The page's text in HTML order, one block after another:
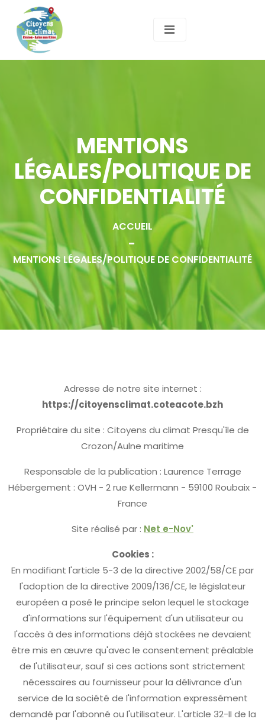
MENTIONS
LÉGALES/POLITIQUE DE
CONFIDENTIALITÉ
ACCUEIL
MENTIONS LÉGALES/POLITIQUE DE CONFIDENTIALITÉ
Adresse de notre site internet :
https://citoyensclimat.coteacote.bzh
Propriétaire du site : Citoyens du climat Presqu'île de
Crozon/Aulne maritime
Responsable de la publication : Laurence Terrage
Hébergement : OVH - 2 rue Kellermann - 59100 Roubaix -
France
Site réalisé par : Net e-Nov'
Cookies :
En modifiant l'article 5-3 de la directive 2002/58/CE par
l'adoption de la directive 2009/136/CE, le législateur
européen a posé le principe selon lequel le stockage
d'informations sur l'équipement d'un utilisateur ou
l'accès à des informations déjà stockées ne devaient
être mis en œuvre qu'avec le consentement préalable
de l'utilisateur, sauf si ces actions sont strictement
nécessaires au fournisseur pour la délivrance d'un
service de la société de l'information expressément
demandé par l'abonné ou l'utilisateur. L'article 32-II de la